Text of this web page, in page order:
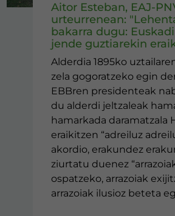
Aitor Esteban, EAJ-
urteurrenean:
bakarra dugu:
jende guztiarekin
Alderdia 1895ko
zela gogoratzeko egin
EBBren presidenteak
du alderdi jeltzaleak
hamarkada daramatzala
eraikitzen “adreiluz
akordio, erakundez
ziurtatu duenez
ospatzeko, arrazoiak
arrazoiak ilusioz beteta